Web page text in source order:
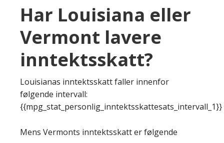
Har Louisiana eller
Vermont lavere
inntektsskatt?
Louisianas inntektsskatt faller innenfor
følgende intervall:
{{mpg_stat_personlig_inntektsskattesats_intervall_1}}
Mens Vermonts inntektsskatt er følgende